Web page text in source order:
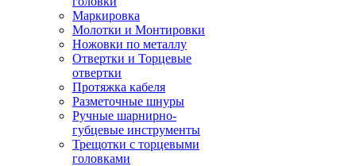
Маркировка
Молотки и Монтировки
Ножовки по металлу
Отвертки и Торцевые
отвертки
Протяжка кабеля
Разметочные шнуры
Ручные шарнирно-
губцевые инструменты
Трещотки с торцевыми
головками